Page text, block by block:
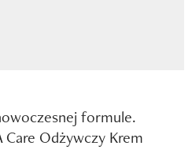
formule.
Care Odżywczy Krem